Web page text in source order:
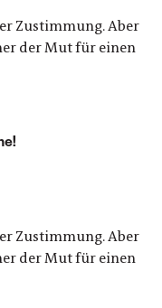
Zustimmung. Aber
der Mut für einen
Zustimmung. Aber
der Mut für einen